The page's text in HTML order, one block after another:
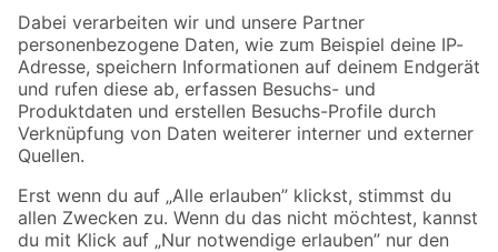
Zahlungsarten Versandarten
Sicher einkaufen
Jetzt die toom-App herunterladen